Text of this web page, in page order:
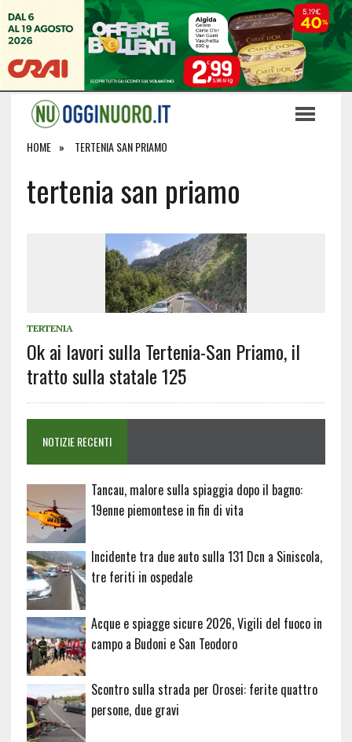
HOME TERTENIA SAN PRIAMO
tertenia san priamo
TERTENIA
Ok ai lavori sulla Tertenia-San Priamo, il
tratto sulla statale 125
NOTIZIE RECENTI
Tancau, malore sulla spiaggia dopo il bagno:
19enne piemontese in fin di vita
Incidente tra due auto sulla 131 Dcn a Siniscola,
tre feriti in ospedale
Acque e spiagge sicure 2026, Vigili del fuoco in
campo a Budoni e San Teodoro
Scontro sulla strada per Orosei: ferite quattro
persone, due gravi